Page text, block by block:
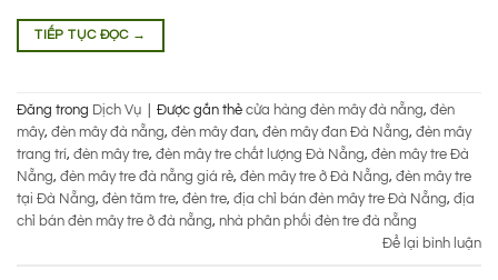
TIẾP TỤC ĐỌC →
Đăng trong Dịch Vụ Được gắn thẻ cửa hàng đèn mây đà nẵng, đèn
mây, đèn mây đà nẵng, đèn mây đan, đèn mây đan Đà Nẵng, đèn mây
trang trí, đèn mây tre, đèn mây tre chất lượng Đà Nẵng, đèn mây tre Đà
Nẵng, đèn mây tre đà nẵng giá rẻ, đèn mây tre ở Đà Nẵng, đèn mây tre
tại Đà Nẵng, đèn tăm tre, đèn tre, địa chỉ bán đèn mây tre Đà Nẵng, địa
chỉ bán đèn mây tre ở đà nẵng, nhà phân phối đèn tre đà nẵng
Để lại bình luận